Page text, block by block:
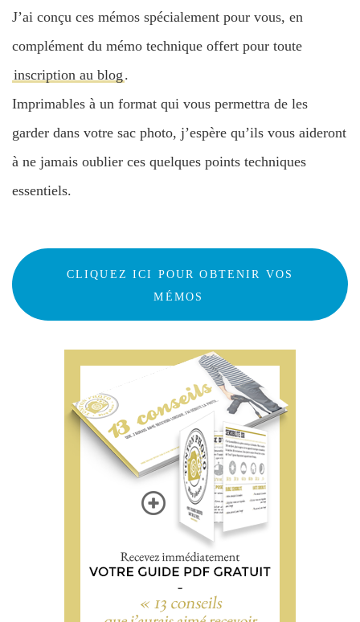
J’ai conçu ces mémos spécialement pour vous, en
complément du mémo technique offert pour toute
inscription au blog .
Imprimables à un format qui vous permettra de les
garder dans votre sac photo, j’espère qu’ils vous aideront
à ne jamais oublier ces quelques points techniques
essentiels.
CLIQUEZ ICI POUR OBTENIR VOS
MÉMOS